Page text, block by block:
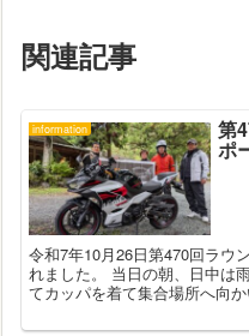
関連記事
information 第
ポ
令和7年10月26日第470回ラウ
れました。 当日の朝、日中は
てカッパを着て集合場所へ向